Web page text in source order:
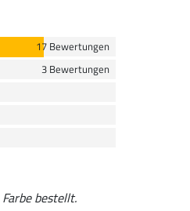
17 Bewertungen
3 Bewertungen
bestellt.